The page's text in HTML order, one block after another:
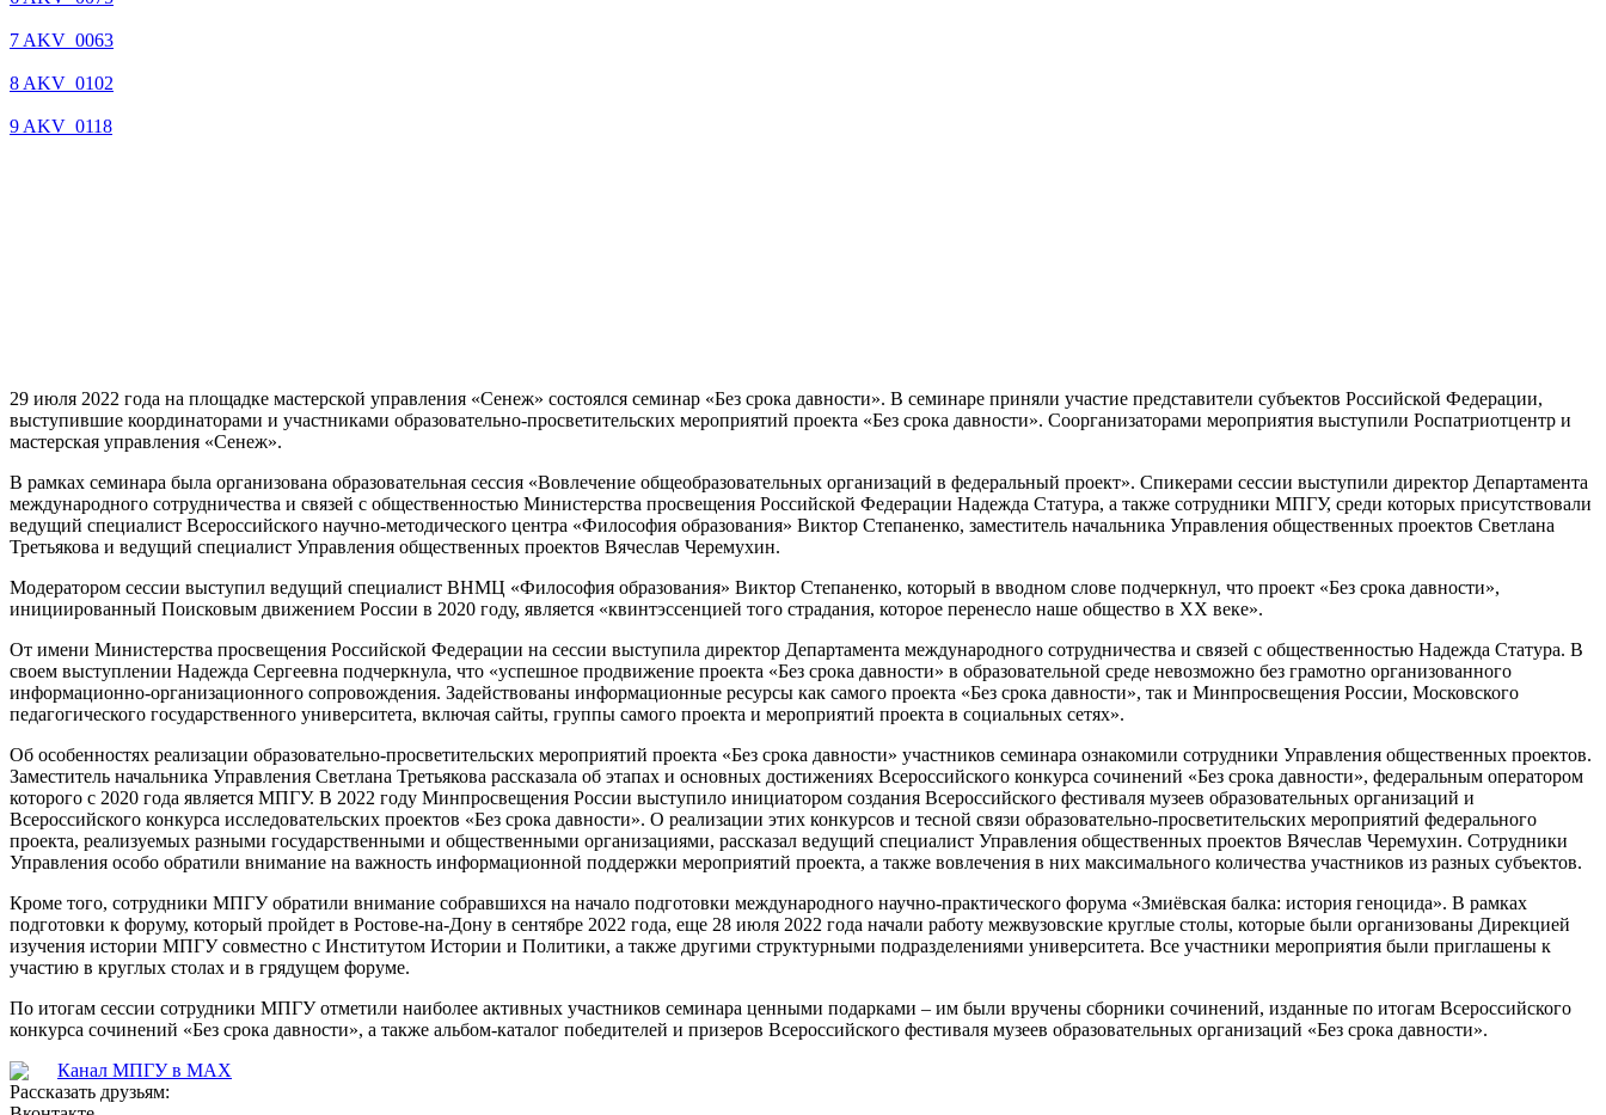
7 AKV_0063
8 AKV_0102
9 AKV_0118
29 июля 2022 года на площадке мастерской управления «Сенеж» состоялся семинар «Без срока давности». В семинаре приняли участие представители субъектов Российской Федерации,
выступившие координаторами и участниками образовательно-просветительских мероприятий проекта «Без срока давности». Соорганизаторами мероприятия выступили Роспатриотцентр и
мастерская управления «Сенеж».
В рамках семинара была организована образовательная сессия «Вовлечение общеобразовательных организаций в федеральный проект». Спикерами сессии выступили директор Департамента
международного сотрудничества и связей с общественностью Министерства просвещения Российской Федерации Надежда Статура, а также сотрудники МПГУ, среди которых присутствовали
ведущий специалист Всероссийского научно-методического центра «Философия образования» Виктор Степаненко, заместитель начальника Управления общественных проектов Светлана
Третьякова и ведущий специалист Управления общественных проектов Вячеслав Черемухин.
Модератором сессии выступил ведущий специалист ВНМЦ «Философия образования» Виктор Степаненко, который в вводном слове подчеркнул, что проект «Без срока давности»,
инициированный Поисковым движением России в 2020 году, является «квинтэссенцией того страдания, которое перенесло наше общество в ХХ веке».
От имени Министерства просвещения Российской Федерации на сессии выступила директор Департамента международного сотрудничества и связей с общественностью Надежда Статура. В
своем выступлении Надежда Сергеевна подчеркнула, что «успешное продвижение проекта «Без срока давности» в образовательной среде невозможно без грамотно организованного
информационно-организационного сопровождения. Задействованы информационные ресурсы как самого проекта «Без срока давности», так и Минпросвещения России, Московского
педагогического государственного университета, включая сайты, группы самого проекта и мероприятий проекта в социальных сетях».
Об особенностях реализации образовательно-просветительских мероприятий проекта «Без срока давности» участников семинара ознакомили сотрудники Управления общественных проектов.
Заместитель начальника Управления Светлана Третьякова рассказала об этапах и основных достижениях Всероссийского конкурса сочинений «Без срока давности», федеральным оператором
которого с 2020 года является МПГУ. В 2022 году Минпросвещения России выступило инициатором создания Всероссийского фестиваля музеев образовательных организаций и
Всероссийского конкурса исследовательских проектов «Без срока давности». О реализации этих конкурсов и тесной связи образовательно-просветительских мероприятий федерального
проекта, реализуемых разными государственными и общественными организациями, рассказал ведущий специалист Управления общественных проектов Вячеслав Черемухин. Сотрудники
Управления особо обратили внимание на важность информационной поддержки мероприятий проекта, а также вовлечения в них максимального количества участников из разных субъектов.
Кроме того, сотрудники МПГУ обратили внимание собравшихся на начало подготовки международного научно-практического форума «Змиёвская балка: история геноцида». В рамках
подготовки к форуму, который пройдет в Ростове-на-Дону в сентябре 2022 года, еще 28 июля 2022 года начали работу межвузовские круглые столы, которые были организованы Дирекцией
изучения истории МПГУ совместно с Институтом Истории и Политики, а также другими структурными подразделениями университета. Все участники мероприятия были приглашены к
участию в круглых столах и в грядущем форуме.
По итогам сессии сотрудники МПГУ отметили наиболее активных участников семинара ценными подарками – им были вручены сборники сочинений, изданные по итогам Всероссийского
конкурса сочинений «Без срока давности», а также альбом-каталог победителей и призеров Всероссийского фестиваля музеев образовательных организаций «Без срока давности».
Канал МПГУ в MAX
Рассказать друзьям: